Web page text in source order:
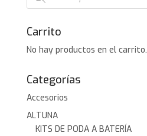
productos
Carrito
No hay productos en el carrito.
Categorías
Accesorios
ALTUNA
KITS DE PODA A BATERÍA